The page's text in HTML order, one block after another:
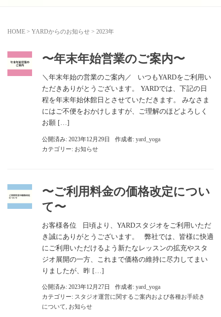
HOME > YARDからのお知らせ > 2023年
〜年末年始営業のご案内〜
＼年末年始の営業のご案内／ いつもYARDをご利用い
ただきありがとうございます。 YARDでは、下記の日
程を年末年始休館日とさせていただきます。 みなさま
にはご不便をおかけしますが、ご理解のほどよろしく
お願 […]
公開済み: 2023年12月29日 作成者: yard_yoga
カテゴリー: お知らせ
〜ご利用料金の価格改定につい
て〜
お客様各位 日頃より、YARDスタジオをご利用いただ
き誠にありがとうございます。 弊社では、皆様に快適
にご利用いただけるよう新たなレッスンの拡充やスタ
ジオ展開の一方、これまで価格の維持に尽力してまい
りましたが、昨 […]
公開済み: 2023年12月27日 作成者: yard_yoga
カテゴリー: スタジオ運営に関するご案内および各種お手続き
について, お知らせ